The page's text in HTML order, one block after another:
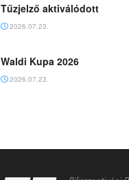
Tűzjelző aktiválódott
2026.07.23.
Waldi Kupa 2026
2026.07.23.